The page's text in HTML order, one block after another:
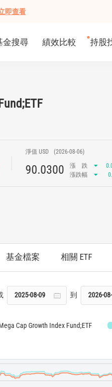
即查看
金搜尋 績效比較 持股
淨值 USD (2026-08-06)
90.0300 漲 跌
漲跌幅
基金檔案 相關 ETF
到
Cap Growth Index Fund;ETF